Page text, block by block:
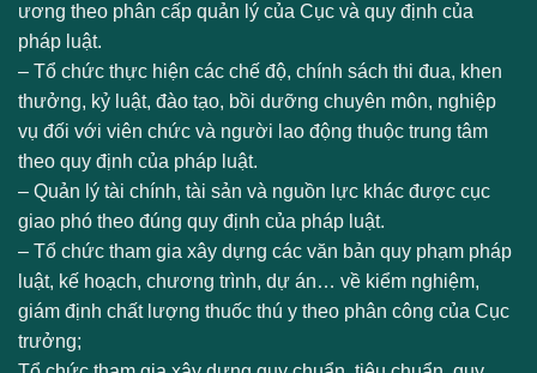
ương theo phân cấp quản lý của Cục và quy định của
pháp luật.
– Tổ chức thực hiện các chế độ, chính sách thi đua, khen
thưởng, kỷ luật, đào tạo, bồi dưỡng chuyên môn, nghiệp
vụ đối với viên chức và người lao động thuộc trung tâm
theo quy định của pháp luật.
– Quản lý tài chính, tài sản và nguồn lực khác được cục
giao phó theo đúng quy định của pháp luật.
– Tổ chức tham gia xây dựng các văn bản quy phạm pháp
luật, kế hoạch, chương trình, dự án… về kiểm nghiệm,
giám định chất lượng thuốc thú y theo phân công của Cục
trưởng;